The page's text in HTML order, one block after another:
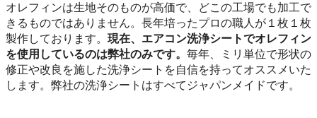
オレフィンは生地そのものが高価で、どこの工場でも加工で
きるものではありません。長年培ったプロの職人が１枚１枚
製作しております。 現在、エアコン洗浄シートでオレフィン
を使用しているのは弊社のみです。 毎年、ミリ単位で形状の
修正や改良を施した洗浄シートを自信を持ってオススメいた
します。弊社の洗浄シートはすべてジャパンメイドです。